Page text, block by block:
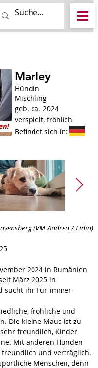
Marley
Hündin
Mischling
geb. ca. 2024
verspielt, fröhlich
Befindet sich in:
(VM Andrea / Lidia)
2024 in Rumänien
März 2025 in
sucht ihr Für-immer-
fröhliche und
Die kleine Maus ist zu
freundlich, Kinder
Mit anderen Hunden
freundlich und verträglich.
Menschen, denn